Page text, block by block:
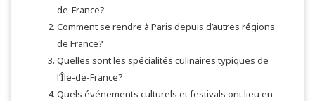
de-France?
Comment se rendre à Paris depuis d’autres régions
de France?
Quelles sont les spécialités culinaires typiques de
l’Île-de-France?
Quels événements culturels et festivals ont lieu en